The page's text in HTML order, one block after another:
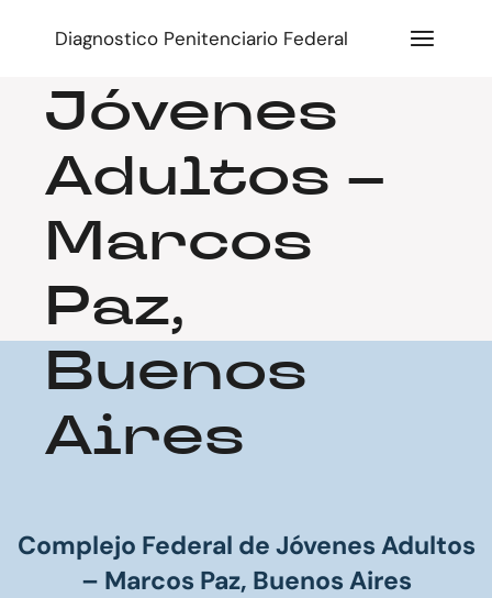
Diagnostico Penitenciario Federal
Federal de
Jóvenes
Adultos –
Marcos
Paz,
Buenos
Aires
Complejo Federal de Jóvenes Adultos
– Marcos Paz, Buenos Aires